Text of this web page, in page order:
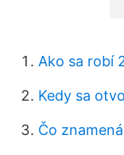
Ako sa robí
Kedy sa
Čo